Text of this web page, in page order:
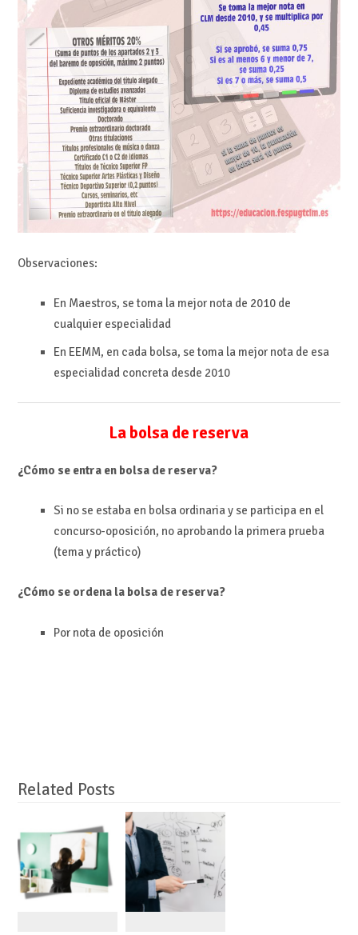
Observaciones:
En Maestros, se toma la mejor nota de 2010 de
cualquier especialidad
En EEMM, en cada bolsa, se toma la mejor nota de esa
especialidad concreta desde 2010
La bolsa de reserva
¿Cómo se entra en bolsa de reserva?
Si no se estaba en bolsa ordinaria y se participa en el
concurso-oposición, no aprobando la primera prueba
(tema y práctico)
¿Cómo se ordena la bolsa de reserva?
Por nota de oposición
Related Posts